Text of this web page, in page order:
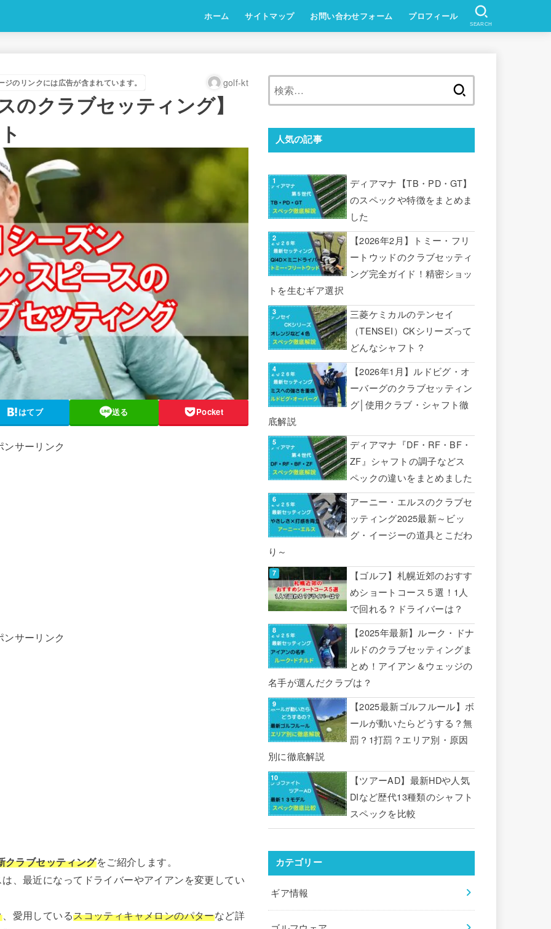
ホーム サイトマップ お問い合わせフォーム プロフィール
SEARCH
ジのリンクには広告が含まれています。 golf-kt
のクラブセッティング】
はてブ 送る Pocket
ンサーリンク
ンサーリンク
クラブセッティングをご紹介します。
、最近になってドライバーやアイアンを変更してい
、愛用しているスコッティキャメロンのパターなど詳
人気の記事
ディアマナ【TB・PD・GT】
のスペックや特徴をまとめま
した
【2026年2月】トミー・フリ
ートウッドのクラブセッティ
ング完全ガイド！精密ショッ
トを生むギア選択
三菱ケミカルのテンセイ
（TENSEI）CKシリーズって
どんなシャフト？
【2026年1月】ルドビグ・オ
ーバーグのクラブセッティン
グ│使用クラブ・シャフト徹
底解説
ディアマナ『DF・RF・BF・
ZF』シャフトの調子などス
ペックの違いをまとめました
アーニー・エルスのクラブセ
ッティング2025最新～ビッ
グ・イージーの道具とこだわ
り～
【ゴルフ】札幌近郊のおすす
めショートコース５選！1人
で回れる？ドライバーは？
【2025年最新】ルーク・ドナ
ルドのクラブセッティングま
とめ！アイアン＆ウェッジの
名手が選んだクラブは？
【2025最新ゴルフルール】ボ
ールが動いたらどうする？無
罰？1打罰？エリア別・原因
別に徹底解説
【ツアーAD】最新HDや人気
DIなど歴代13種類のシャフト
スペックを比較
カテゴリー
ギア情報